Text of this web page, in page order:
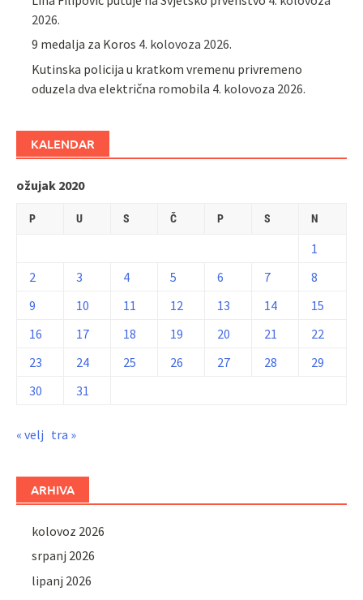
2026.
9 medalja za Koros 4. kolovoza 2026.
Kutinska policija u kratkom vremenu privremeno
oduzela dva električna romobila 4. kolovoza 2026.
KALENDAR
ožujak 2020
P U S Č P S N
1
2
3 4 5 6 7
8
9
10 11 12 13 14
15
16
17 18 19 20 21
22
23
24 25 26 27 28
29
30
31
« velj tra »
ARHIVA
kolovoz 2026
srpanj 2026
lipanj 2026